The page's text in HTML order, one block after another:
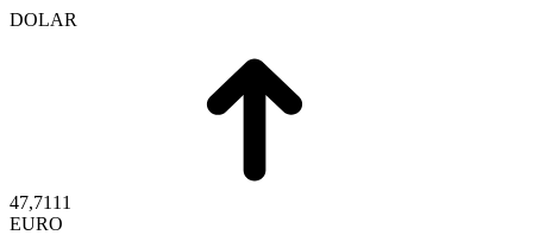
DOLAR
47,7111
EURO